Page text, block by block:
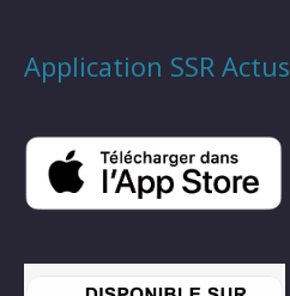
Application SSR Actus